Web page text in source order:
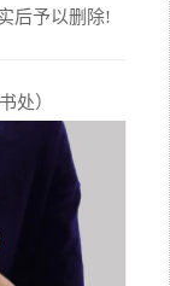
后予以删除!
处）